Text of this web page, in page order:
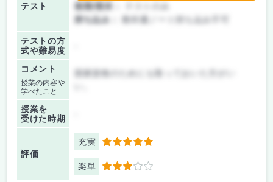
テスト
後期/期末：
持ち込み：
教科書ノート持ち込み不可
テストの方
式や難易度
コメント
授業の内容や
学べたこと
国家資格のためにも取っておいた方がい
授業を
受けた時期
評価
充実 5
楽単 3